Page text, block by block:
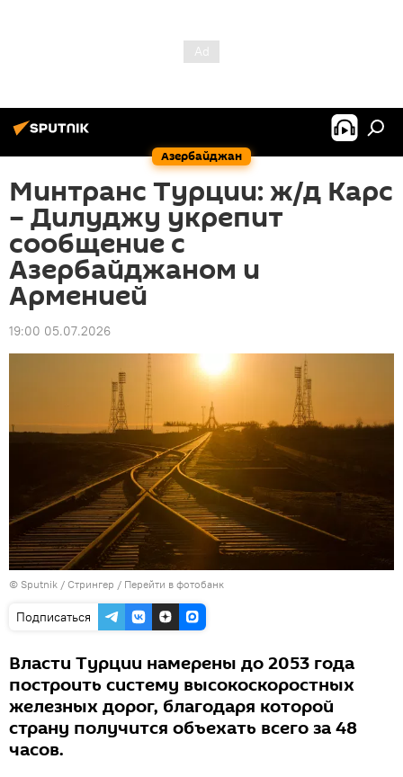
Азербайджан
Минтранс Турции: ж/д Карс
– Дилуджу укрепит
сообщение с
Азербайджаном и
Арменией
19:00 05.07.2026
© Sputnik / Стрингер / Перейти в фотобанк
Подписаться
Власти Турции намерены до 2053 года
построить систему высокоскоростных
железных дорог, благодаря которой
страну получится объехать всего за 48
часов.